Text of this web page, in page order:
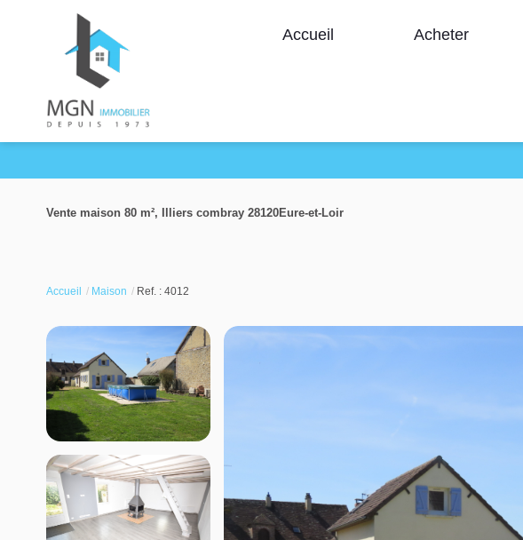
Accueil Acheter
Vente maison 80 m², Illiers combray 28120Eure-et-Loir
Accueil Maison Ref. : 4012